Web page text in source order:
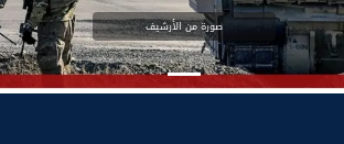
صورة من الأرشيف